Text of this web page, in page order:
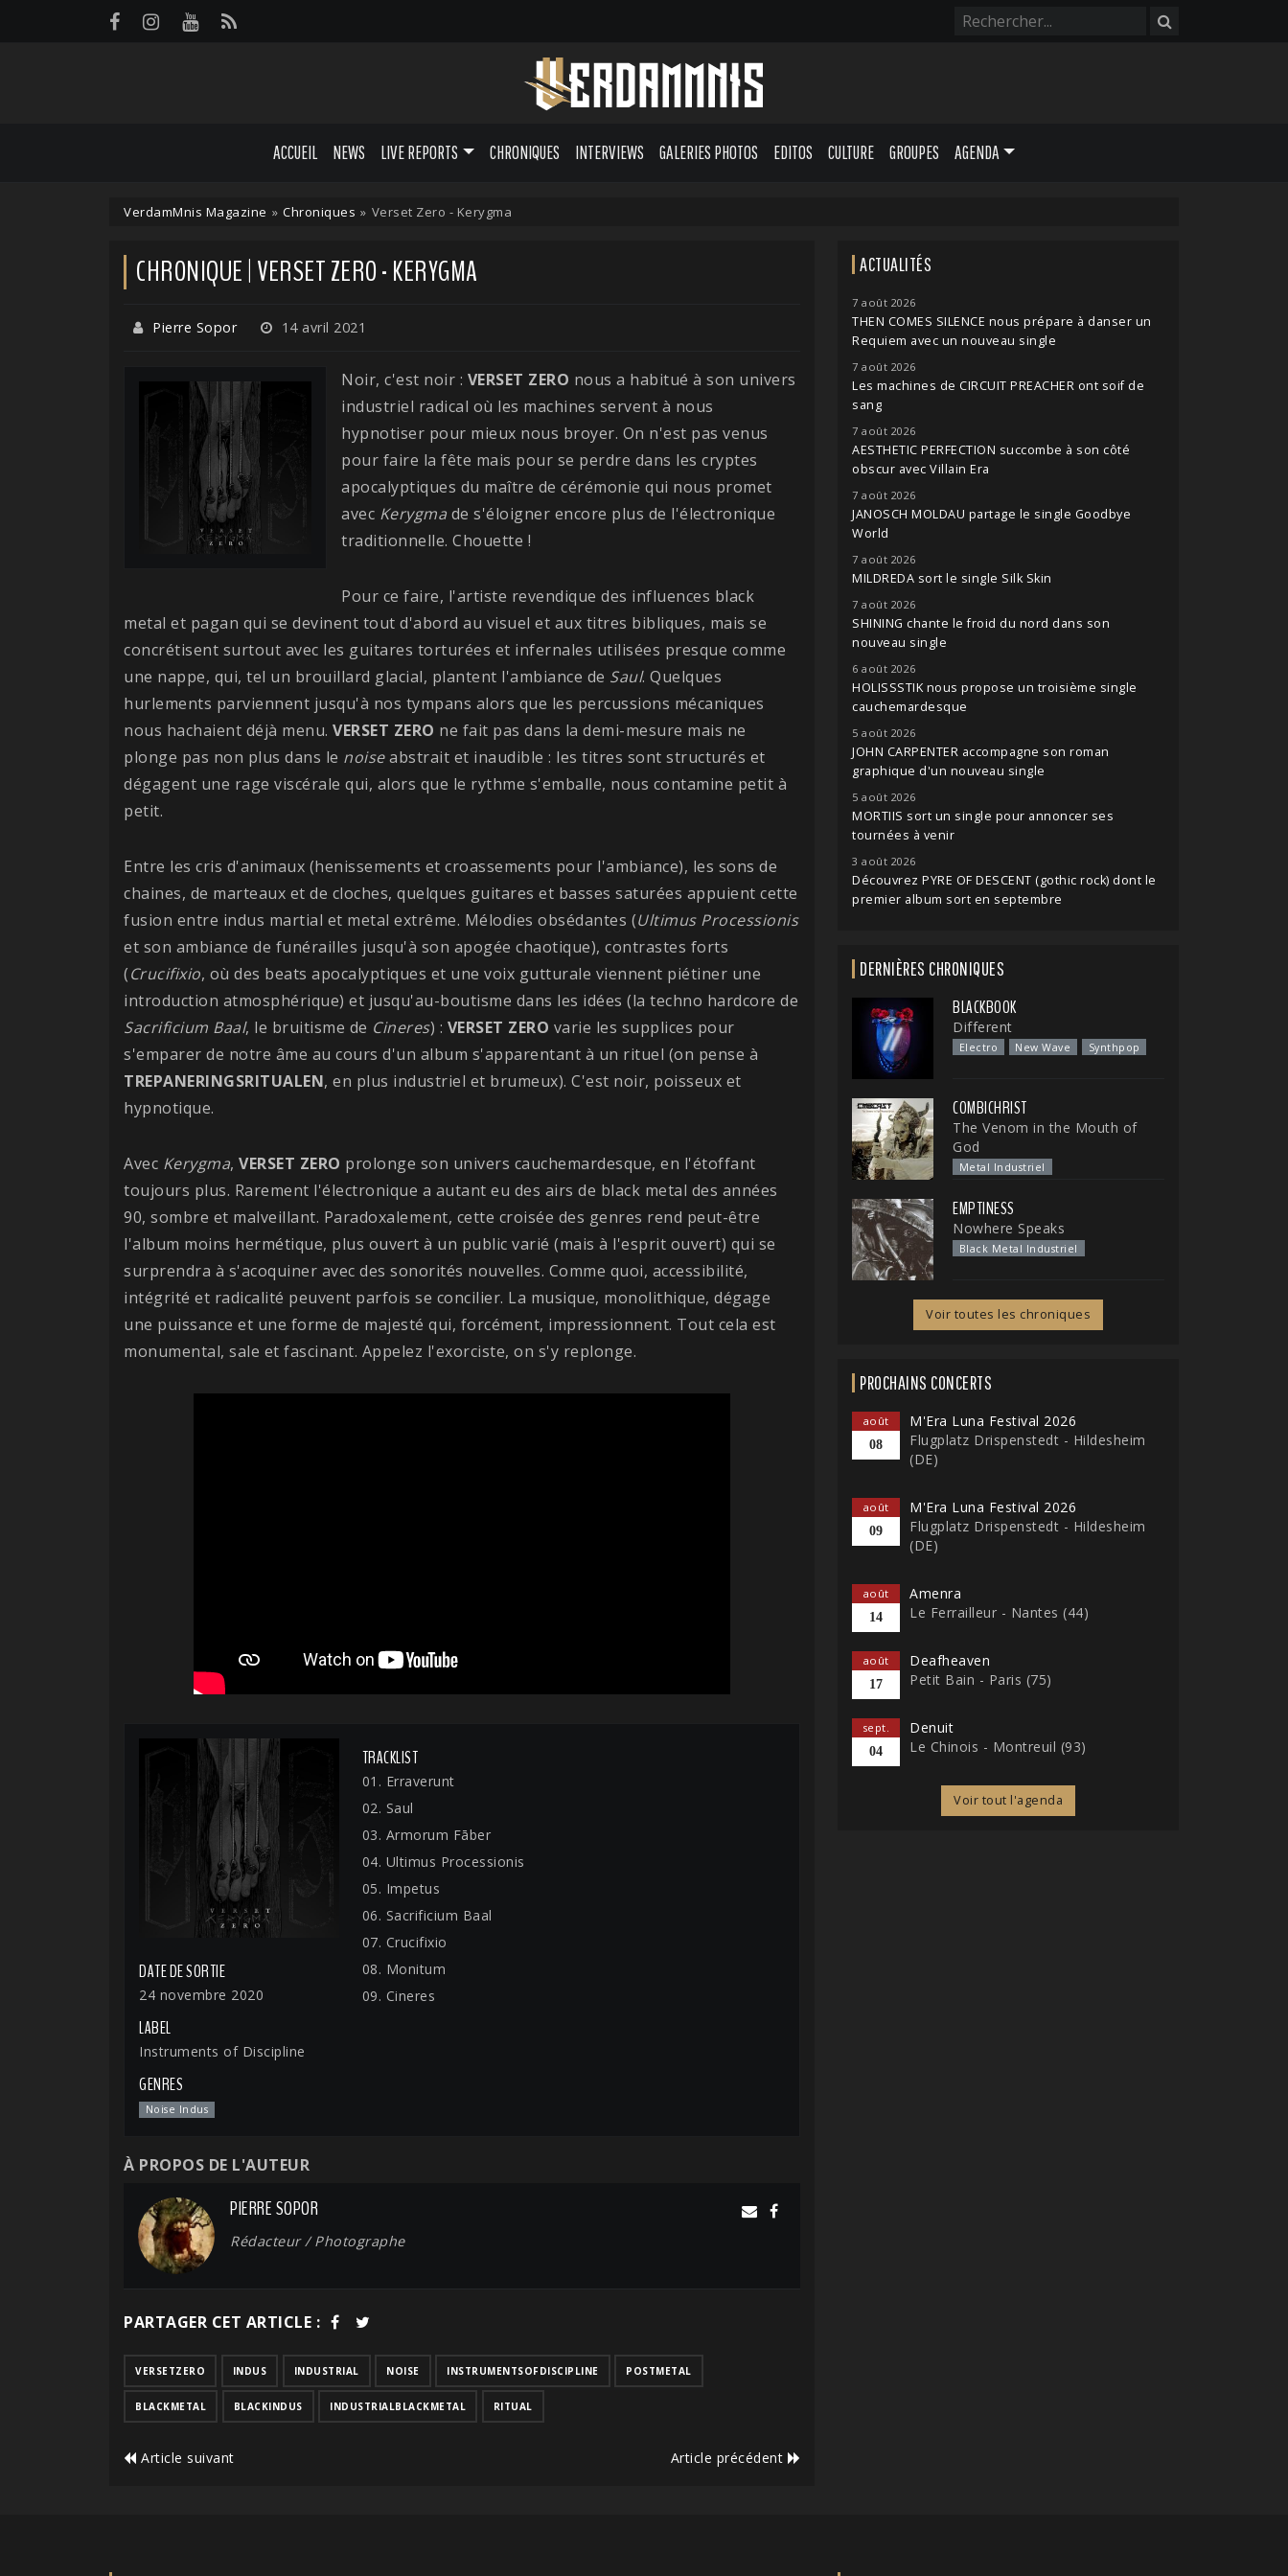
ACCUEIL NEWS LIVE REPORTS CHRONIQUES INTERVIEWS GALERIES PHOTOS EDITOS CULTURE GROUPES AGENDA
VerdamMnis Magazine » Chroniques » Verset Zero - Kerygma
CHRONIQUE | VERSET ZERO - KERYGMA
Pierre Sopor 14 avril 2021
Noir, c'est noir : VERSET ZERO nous a habitué à son univers
industriel radical où les machines servent à nous
hypnotiser pour mieux nous broyer. On n'est pas venus
pour faire la fête mais pour se perdre dans les cryptes
apocalyptiques du maître de cérémonie qui nous promet
avec Kerygma de s'éloigner encore plus de l'électronique
traditionnelle. Chouette !
Pour ce faire, l'artiste revendique des influences black
metal et pagan qui se devinent tout d'abord au visuel et aux titres bibliques, mais se
concrétisent surtout avec les guitares torturées et infernales utilisées presque comme
une nappe, qui, tel un brouillard glacial, plantent l'ambiance de Saul. Quelques
hurlements parviennent jusqu'à nos tympans alors que les percussions mécaniques
nous hachaient déjà menu. VERSET ZERO ne fait pas dans la demi-mesure mais ne
plonge pas non plus dans le noiseabstrait et inaudible : les titres sont structurés et
dégagent une rage viscérale qui, alors que le rythme s'emballe, nous contamine petit à
petit.
Entre les cris d'animaux (henissements et croassements pour l'ambiance), les sons de
chaines, de marteaux et de cloches, quelques guitares et basses saturées appuient cette
fusion entre indus martial et metal extrême. Mélodies obsédantes (Ultimus Processionis
et son ambiance de funérailles jusqu'à son apogée chaotique), contrastes forts
(Crucifixio, où des beats apocalyptiques et une voix gutturale viennent piétiner une
introduction atmosphérique) et jusqu'au-boutisme dans les idées (la techno hardcore de
Sacrificium Baal, le bruitisme de Cineres) : VERSET ZERO varie les supplices pour
s'emparer de notre âme au cours d'un album s'apparentant à un rituel (on pense à
TREPANERINGSRITUALEN, en plus industriel et brumeux). C'est noir, poisseux et
hypnotique.
Avec Kerygma, VERSET ZERO prolonge son univers cauchemardesque, en l'étoffant
toujours plus. Rarement l'électronique a autant eu des airs de black metal des années
90, sombre et malveillant. Paradoxalement, cette croisée des genres rend peut-être
l'album moins hermétique, plus ouvert à un public varié (mais à l'esprit ouvert) qui se
surprendra à s'acoquiner avec des sonorités nouvelles. Comme quoi, accessibilité,
intégrité et radicalité peuvent parfois se concilier. La musique, monolithique, dégage
une puissance et une forme de majesté qui, forcément, impressionnent. Tout cela est
monumental, sale et fascinant. Appelez l'exorciste, on s'y replonge.
DATE DE SORTIE
24 novembre 2020
LABEL
Instruments of Discipline
GENRES
Noise Indus
TRACKLIST
01. Erraverunt
02. Saul
03. Armorum Fāber
04. Ultimus Processionis
05. Impetus
06. Sacrificium Baal
07. Crucifixio
08. Monitum
09. Cineres
À PROPOS DE L'AUTEUR
PIERRE SOPOR
Rédacteur / Photographe
PARTAGER CET ARTICLE :
VERSETZERO INDUS INDUSTRIAL NOISE INSTRUMENTSOFDISCIPLINE POSTMETAL
BLACKMETAL BLACKINDUS INDUSTRIALBLACKMETAL RITUAL
Article suivant Article précédent
ACTUALITÉS
7 août 2026
THEN COMES SILENCE nous prépare à danser un
Requiem avec un nouveau single
7 août 2026
Les machines de CIRCUIT PREACHER ont soif de
sang
7 août 2026
AESTHETIC PERFECTION succombe à son côté
obscur avec Villain Era
7 août 2026
JANOSCH MOLDAU partage le single Goodbye
World
7 août 2026
MILDREDA sort le single Silk Skin
7 août 2026
SHINING chante le froid du nord dans son
nouveau single
6 août 2026
HOLISSSTIK nous propose un troisième single
cauchemardesque
5 août 2026
JOHN CARPENTER accompagne son roman
graphique d'un nouveau single
5 août 2026
MORTIIS sort un single pour annoncer ses
tournées à venir
3 août 2026
Découvrez PYRE OF DESCENT (gothic rock) dont le
premier album sort en septembre
DERNIÈRES CHRONIQUES
BLACKBOOK
Different
Electro New Wave Synthpop
COMBICHRIST
The Venom in the Mouth of
God
Metal Industriel
EMPTINESS
Nowhere Speaks
Black Metal Industriel
Voir toutes les chroniques
PROCHAINS CONCERTS
août
08
M'Era Luna Festival 2026
Flugplatz Drispenstedt - Hildesheim
(DE)
août
09
M'Era Luna Festival 2026
Flugplatz Drispenstedt - Hildesheim
(DE)
août
14
Amenra
Le Ferrailleur - Nantes (44)
août
17
Deafheaven
Petit Bain - Paris (75)
sept.
04
Denuit
Le Chinois - Montreuil (93)
Voir tout l'agenda
Panneau de gestion des cookies